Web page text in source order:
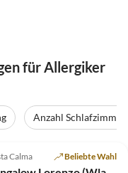
für Allergiker
Anzahl Schlafzimmer
Calma Beliebte Wahl